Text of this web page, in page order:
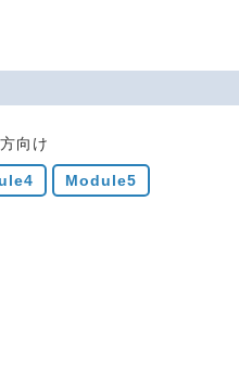
向け
Module5
、インストラクター基本事項